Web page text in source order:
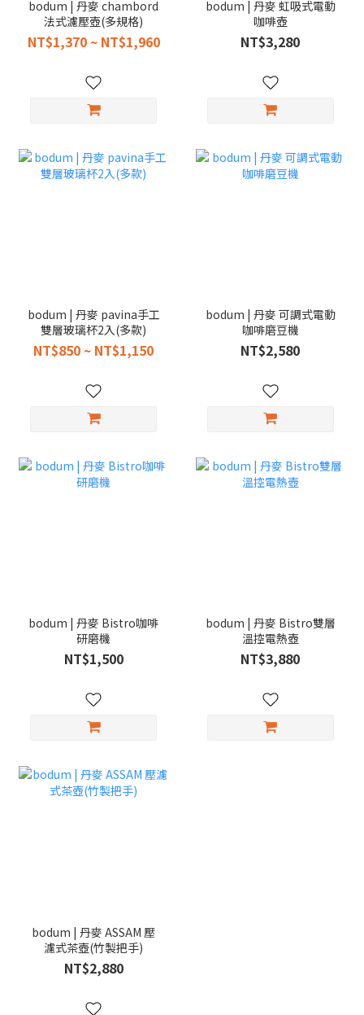
bodum | 丹麥 chambord
法式濾壓壺(多規格)
NT$1,370 ~ NT$1,960
bodum | 丹麥 虹吸式電動
咖啡壺
NT$3,280
bodum | 丹麥 pavina手工
雙層玻璃杯2入(多款)
NT$850 ~ NT$1,150
bodum | 丹麥 可調式電動
咖啡磨豆機
NT$2,580
bodum | 丹麥 Bistro咖啡
研磨機
NT$1,500
bodum | 丹麥 Bistro雙層
溫控電熱壺
NT$3,880
bodum | 丹麥 ASSAM 壓
濾式茶壺(竹製把手)
NT$2,880